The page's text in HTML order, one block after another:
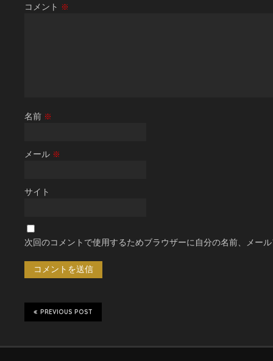
コメント ※
名前 ※
メール ※
サイト
次回のコメントで使用するためブラウザーに自分の名前、メー
PREVIOUS POST